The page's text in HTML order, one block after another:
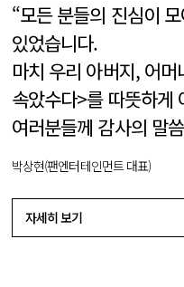
“모든 분들의 진심이
있었습니다.
마치 우리 아버지, 어
속았수다>를 따뜻하게
여러분들께 감사의 말
박상현(팬엔터테인먼트 대표)
자세히 보기